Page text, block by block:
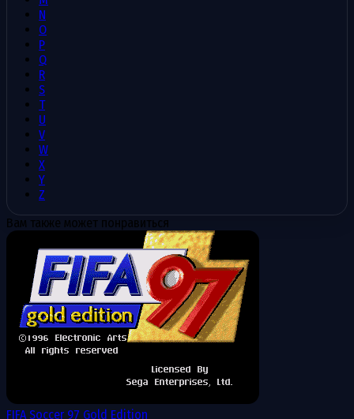
N
O
P
Q
R
S
T
U
V
W
X
Y
Z
Вам также может понравиться
FIFA Soccer 97 Gold Edition